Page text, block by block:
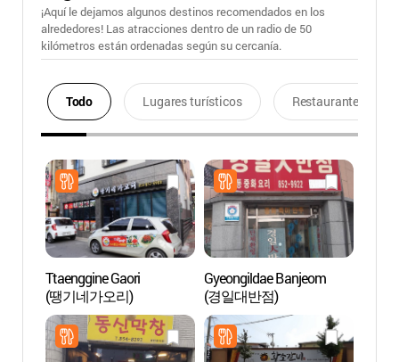
¡Aquí le dejamos algunos destinos recomendados en los
alrededores! Las atracciones dentro de un radio de 50
kilómetros están ordenadas según su cercanía.
Todo Lugares turísticos Restaurantes
Ttaenggine Gaori
(땡기네가오리)
Gyeongildae Banjeom
(경일대반점)